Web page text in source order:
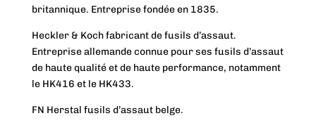
britannique. Entreprise fondée en 1835.
Heckler & Koch fabricant de fusils d’assaut.
Entreprise allemande connue pour ses fusils d’assaut
de haute qualité et de haute performance, notamment
le HK416 et le HK433.
FN Herstal fusils d’assaut belge.